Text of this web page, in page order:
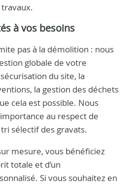
à vos besoins
pas à la démolition : nous
globale de votre
du site, la
la gestion des déchets
cela est possible. Nous
au respect de
sélectif des gravats.
mesure, vous bénéficiez
totale et d’un
Si vous souhaitez en